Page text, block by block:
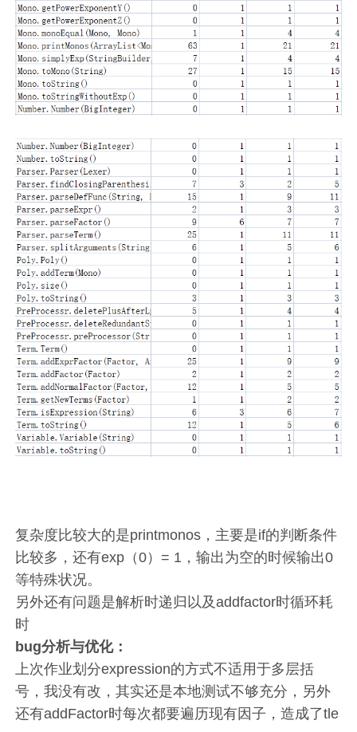
复杂度比较大的是printmonos，主要是if的判断条件
比较多，还有exp（0）= 1，输出为空的时候输出0
等特殊状况。
另外还有问题是解析时递归以及addfactor时循环耗
时
bug分析与优化：
上次作业划分expression的方式不适用于多层括
号，我没有改，其实还是本地测试不够充分，另外
还有addFactor时每次都要遍历现有因子，造成了tle